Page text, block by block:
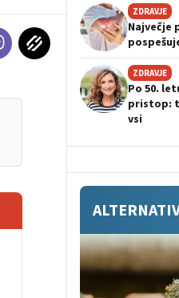
ZDRAVJE
Največje
ZDRAVJE
Po 50.
pristop:
vsi